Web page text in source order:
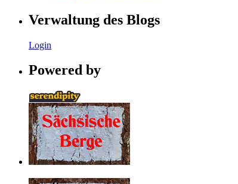
Verwaltung des Blogs
Login
Powered by